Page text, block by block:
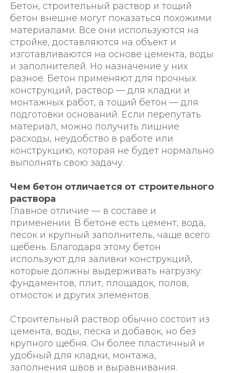
Бетон, строительный раствор и тощий
бетон внешне могут показаться похожими
материалами. Все они используются на
стройке, доставляются на объект и
изготавливаются на основе цемента, воды
и заполнителей. Но назначение у них
разное. Бетон применяют для прочных
конструкций, раствор — для кладки и
монтажных работ, а тощий бетон — для
подготовки оснований. Если перепутать
материал, можно получить лишние
расходы, неудобство в работе или
конструкцию, которая не будет нормально
выполнять свою задачу.
Чем бетон отличается от строительного
раствора
Главное отличие — в составе и
применении. В бетоне есть цемент, вода,
песок и крупный заполнитель, чаще всего
щебень. Благодаря этому бетон
используют для заливки конструкций,
которые должны выдерживать нагрузку:
фундаментов, плит, площадок, полов,
отмосток и других элементов.
Строительный раствор обычно состоит из
цемента, воды, песка и добавок, но без
крупного щебня. Он более пластичный и
удобный для кладки, монтажа,
заполнения швов и выравнивания.